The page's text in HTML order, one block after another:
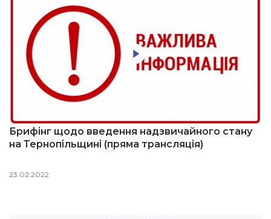
Брифінг щодо введення надзвичайного стану
на Тернопільщині (пряма трансляція)
23.02.2022